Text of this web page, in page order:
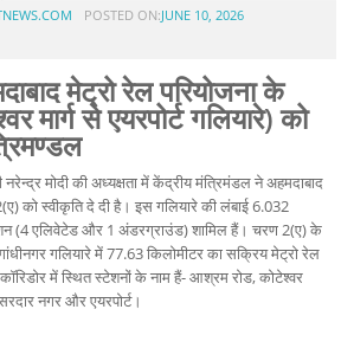
POSTED ON:JUNE 10, 2026
मेट्रो रेल परियोजना के
मार्ग से एयरपोर्ट गलियारे) को
नरेन्‍द्र मोदी की अध्यक्षता में केंद्रीय मंत्रिमंडल ने अहमदाबाद
को स्‍वीकृति दे दी है। इस गलियारे की लंबाई 6.032
(4 एलिवेटेड और 1 अंडरग्राउंड) शामिल हैं। चरण 2(ए) के
गांधीनगर गलियारे में 77.63 किलोमीटर का सक्रिय मेट्रो रेल
में स्थित स्टेशनों के नाम हैं- आश्रम रोड, कोटेश्वर
नगर और एयरपोर्ट।